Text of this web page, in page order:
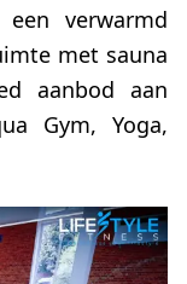
verwarmd
met sauna
aanbod aan
Gym, Yoga,